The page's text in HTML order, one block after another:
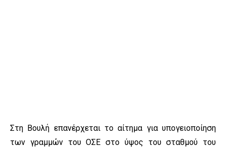
Στη Βουλή επανέρχεται το αίτημα για υπογειοποίηση
των γραμμών του ΟΣΕ στο ύψος του σταθμού του